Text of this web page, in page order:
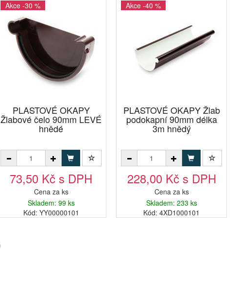
Akce -30 %
PLASTOVÉ OKAPY
Žlabové čelo 90mm LEVÉ
hnědé
73,50 Kč s DPH
Cena za ks
Skladem: 99 ks
Kód: YY00000101
Akce -40 %
PLASTOVÉ OKAPY Žlab
podokapní 90mm délka
3m hnědý
228,00 Kč s DPH
Cena za ks
Skladem: 233 ks
Kód: 4XD1000101